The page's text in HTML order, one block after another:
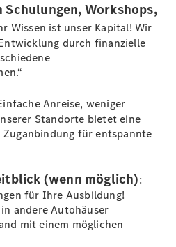
–
–
Workshops,
Wissen ist unser Kapital! Wir
durch finanzielle
Anreise, weniger
Standorte bietet eine
für entspannte
(wenn möglich):
für Ihre Ausbildung!
andere Autohäuser
mit einem möglichen